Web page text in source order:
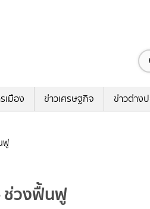
เมือง ข่าวเศรษฐกิจ ข่าวต่าง
ฟู
ช่วงฟื้นฟู